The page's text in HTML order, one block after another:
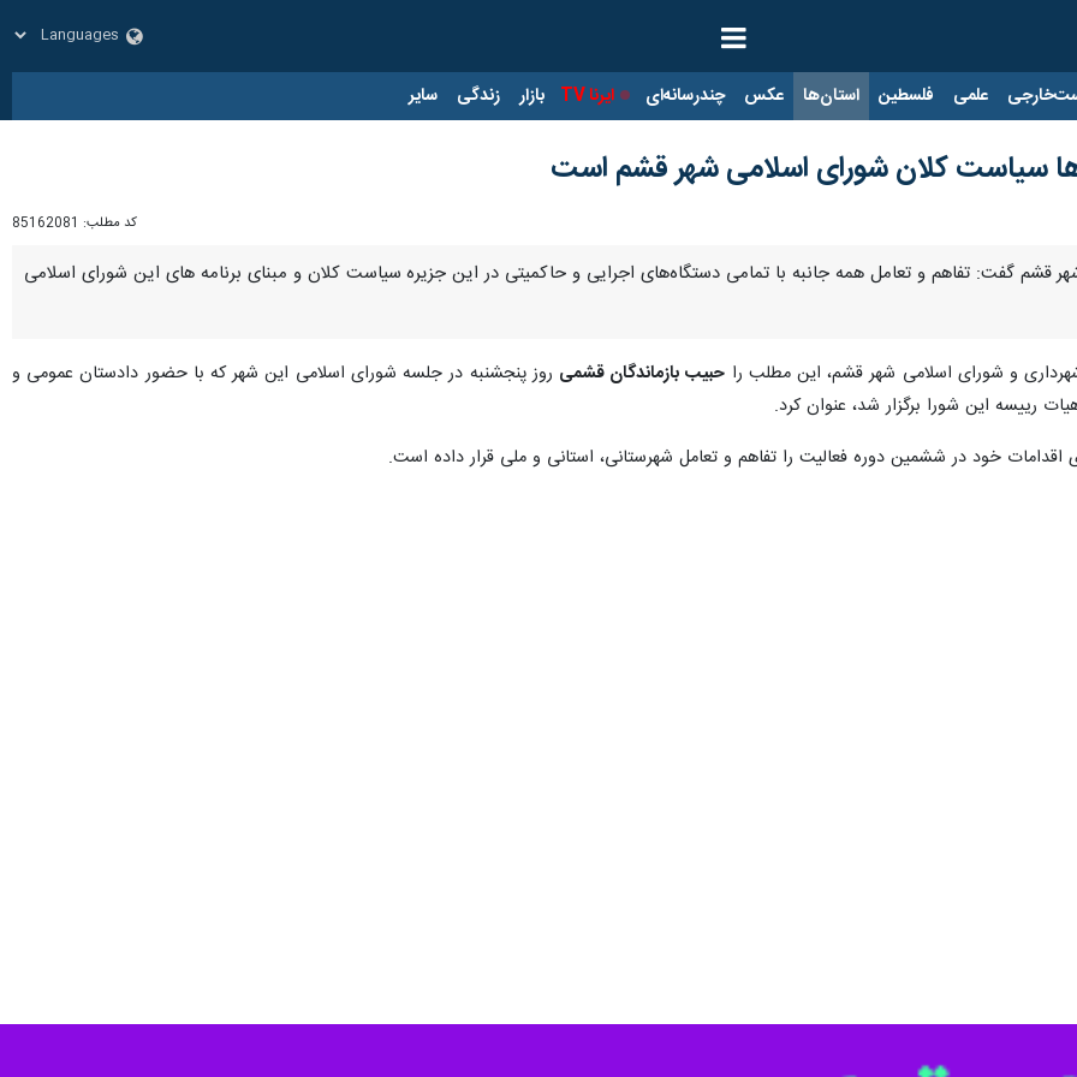
علمی فلسطین استان‌ها عکس چندرسانه‌ای ایرنا TV بازار زندگی سایر
ها سیاست کلان شورای اسلامی شهر قشم است
کد مطلب: 85162081
قشم گفت: تفاهم و تعامل همه جانبه با تمامی دستگاه‌های اجرایی و حاکمیتی در این جزیره سیاست کلان و مبنای برنامه‌ های این شورای اسلامی
و شورای اسلامی شهر قشم، این مطلب را حبیب بازماندگان قشمی روز پنجشنبه در جلسه شورای اسلامی این شهر که با حضور دادستان عمومی و
رییسه این شورا برگزار شد، عنوان کرد.
خود در ششمین دوره فعالیت را تفاهم و تعامل شهرستانی، استانی و ملی قرار داده است.